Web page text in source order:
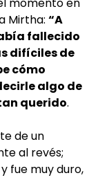
Mirtha: “A
fallecido
difíciles de
cómo
algo de
querido.
de un
al revés;
fue muy duro,